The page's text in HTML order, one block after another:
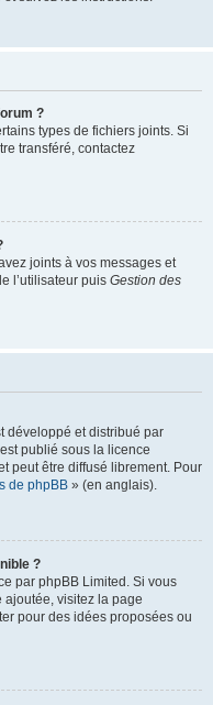
?
types de fichiers joints. Si
transféré, contactez
joints à vos messages et
l’utilisateur puis Gestion des
développé et distribué par
publié sous la licence
peut être diffusé librement. Pour
de phpBB » (en anglais).
?
par phpBB Limited. Si vous
ajoutée, visitez la page
pour des idées proposées ou